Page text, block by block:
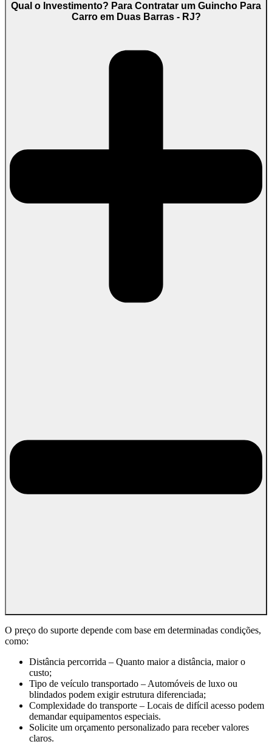
Qual o Investimento? Para Contratar um Guincho Para
Carro em Duas Barras - RJ?
O preço do suporte depende com base em determinadas condições,
como:
Distância percorrida – Quanto maior a distância, maior o
custo;
Tipo de veículo transportado – Automóveis de luxo ou
blindados podem exigir estrutura diferenciada;
Complexidade do transporte – Locais de difícil acesso podem
demandar equipamentos especiais.
Solicite um orçamento personalizado para receber valores
claros.